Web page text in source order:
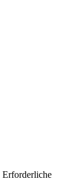
Erforderliche